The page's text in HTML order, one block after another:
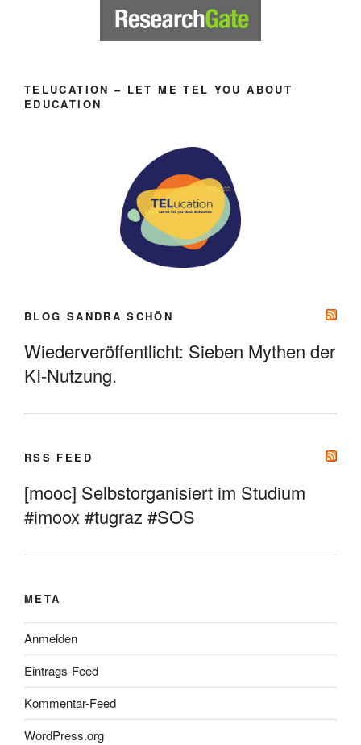
TELUCATION – LET ME TEL YOU ABOUT
EDUCATION
BLOG SANDRA SCHÖN
Wiederveröffentlicht: Sieben Mythen der
KI-Nutzung.
RSS FEED
[mooc] Selbstorganisiert im Studium
#imoox #tugraz #SOS
META
Anmelden
Eintrags-Feed
Kommentar-Feed
WordPress.org